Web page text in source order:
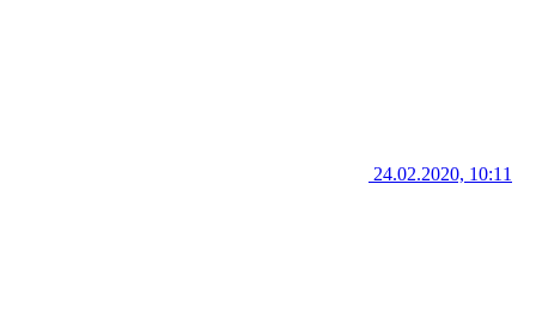
24.02.2020, 10:11